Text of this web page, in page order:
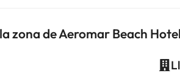
zona de Aeromar Beach Hotel